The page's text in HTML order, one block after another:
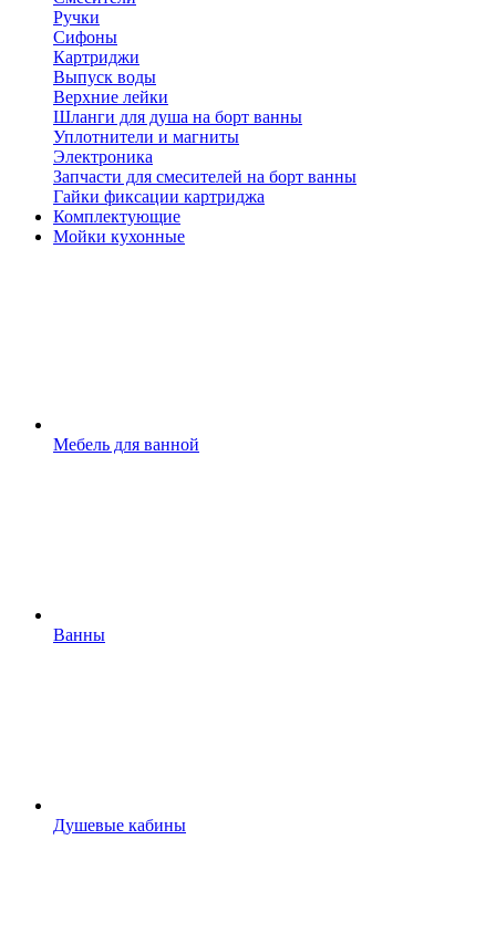
Ручки
Сифоны
Картриджи
Выпуск воды
Верхние лейки
Шланги для душа на борт ванны
Уплотнители и магниты
Электроника
Запчасти для смесителей на борт ванны
Гайки фиксации картриджа
Комплектующие
Мойки кухонные
Мебель для ванной
Ванны
Душевые кабины